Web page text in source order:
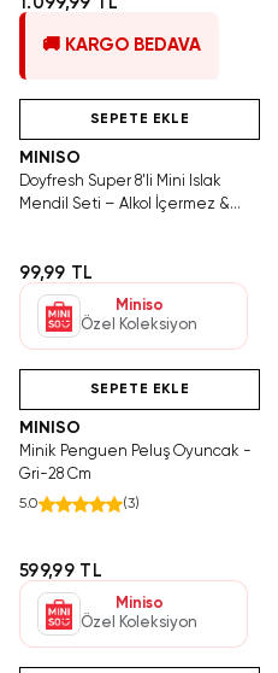
🚚 KARGO BEDAVA
SEPETE EKLE
MINISO
Doyfresh Super 8'li Mini Islak
Mendil Seti – Alkol İçermez &
99,99 TL
Miniso
Özel Koleksiyon
SEPETE EKLE
MINISO
Minik Penguen Peluş Oyuncak -
Gri-28 Cm
5.0 (3)
599,99 TL
Miniso
Özel Koleksiyon